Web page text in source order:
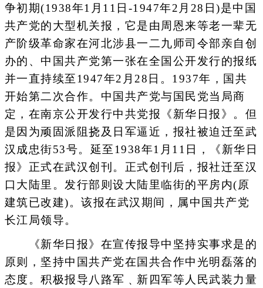
争初期(1938年1月11日-1947年2月28日)是中国
共产党的大型机关报，它是由周恩来等老一辈无
产阶级革命家在河北涉县一二九师司令部亲自创
办的、中国共产党第一张在全国公开发行的报纸
并一直持续至1947年2月28日。1937年，国共
开始第二次合作。中国共产党与国民党当局商
定，在南京公开发行中共党报《新华日报》。但
是因为顽固派阻挠及日军逼近，报社被迫迁至武
汉成忠街53号。延至1938年1月11日，《新华日
报》正式在武汉创刊。正式创刊后，报社迁至汉
口大陆里。发行部则设大陆里临街的平房内(原
建筑已改建)。该报在武汉期间，属中国共产党
长江局领导。
《新华日报》在宣传报导中坚持实事求是的
原则，坚持中国共产党在国共合作中光明磊落的
态度。积极报导八路军﹑新四军等人民武装力量